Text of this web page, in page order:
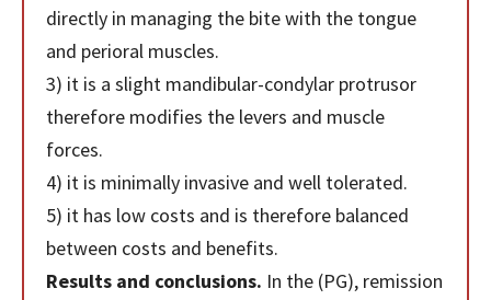
directly in managing the bite with the tongue
and perioral muscles.
3) it is a slight mandibular-condylar protrusor
therefore modifies the levers and muscle
forces.
4) it is minimally invasive and well tolerated.
5) it has low costs and is therefore balanced
between costs and benefits.
Results and conclusions. In the (PG), remission